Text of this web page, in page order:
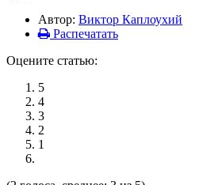
Автор: Виктор Каплоухий
Распечатать
Оцените статью:
5
4
3
2
1